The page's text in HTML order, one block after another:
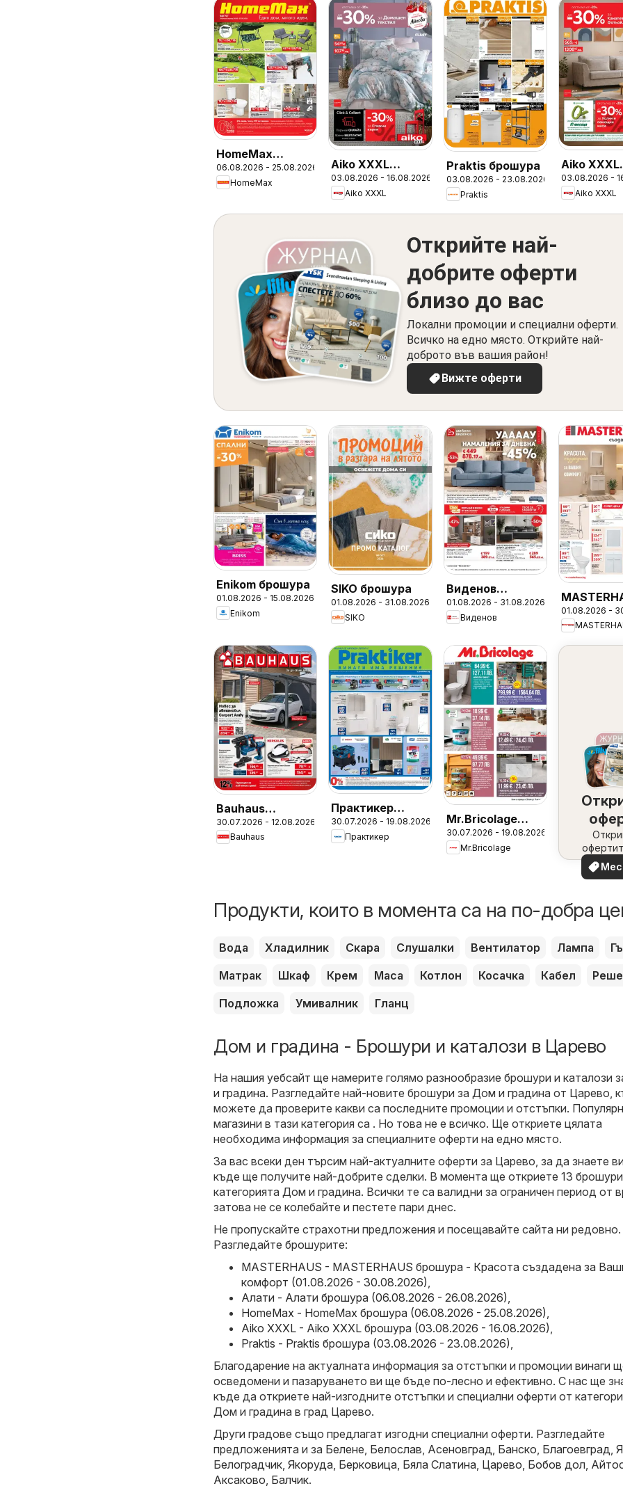
HomeMax
брошура
06.08.2026 - 25.08.2026
HomeMax
Aiko XXXL
брошура
03.08.2026 - 16.08.2026
Aiko XXXL
Praktis брошура
03.08.2026 - 23.08.2026
Praktis
Aiko XXXL
брошура
-30% за
Канапета
03.08.2026 -
Aiko XXXL
Открийте най-
добрите оферти
близо до вас
Локални промоции и специални оферти.
Всичко на едно място. Открийте най-
доброто във вашия район!
Вижте оферти
Enikom брошура
01.08.2026 - 15.08.2026
Enikom
SIKO брошура
01.08.2026 - 31.08.2026
SIKO
Виденов
брошура
01.08.2026 - 31.08.2026
Виденов
брошура
01.08.2026 -
Bauhaus
брошура
30.07.2026 - 12.08.2026
Bauhaus
Практикер
брошура
30.07.2026 - 19.08.2026
Практикер
Mr.Bricolage
брошура
30.07.2026 - 19.08.2026
Mr.Bricolage
вашия
Продукти, които в момента са на по-добра
Вода Хладилник Скара Слушалки Вентилатор Лампа
Матрак
Шкаф Крем Маса Котлон Косачка Кабел
Подложка
Умивалник Гланц
Дом и градина - Брошури и каталози в Царево
На нашия уебсайт ще намерите голямо разнообразие брошури и каталози
и градина. Разгледайте най-новите брошури за Дом и градина от Царево,
можете да проверите какви са последните промоции и отстъпки.
магазини в тази категория са . Но това не е всичко. Ще откриете цялата
необходима информация за специалните оферти на едно място.
За вас всеки ден търсим най-актуалните оферти за Царево, за да знаете
къде ще получите най-добрите сделки. В момента ще откриете 13
категорията Дом и градина. Всички те са валидни за ограничен период от
затова не се колебайте и пестете пари днес.
Не пропускайте страхотни предложения и посещавайте сайта ни редовно.
Разгледайте брошурите:
MASTERHAUS - MASTERHAUS брошура - Красота създадена за
комфорт (01.08.2026 - 30.08.2026),
Алати - Алати брошура (06.08.2026 - 26.08.2026),
HomeMax - HomeMax брошура (06.08.2026 - 25.08.2026),
Aiko XXXL - Aiko XXXL брошура (03.08.2026 - 16.08.2026),
Praktis - Praktis брошура (03.08.2026 - 23.08.2026),
Благодарение на актуалната информация за отстъпки и промоции винаги
осведомени и пазаруването ви ще бъде по-лесно и ефективно. С нас ще
къде да откриете най-изгодните отстъпки и специални оферти от
Дом и градина в град Царево.
Други градове също предлагат изгодни специални оферти. Разгледайте
предложенията и за Белене, Белослав, Асеновград, Банско, Благоевград,
Белоградчик, Якоруда, Берковица, Бяла Слатина, Царево, Бобов дол,
Аксаково, Балчик.